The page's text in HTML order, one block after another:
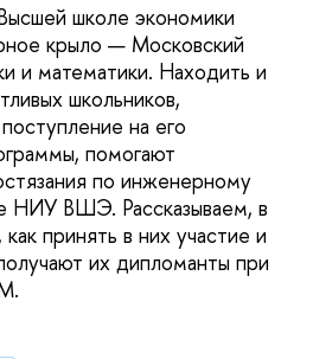
школе экономики
крыло — Московский
и математики. Находить и
школьников,
на его
помогают
по инженерному
НИУ ВШЭ. Рассказываем, в
принять в них участие и
их дипломанты при